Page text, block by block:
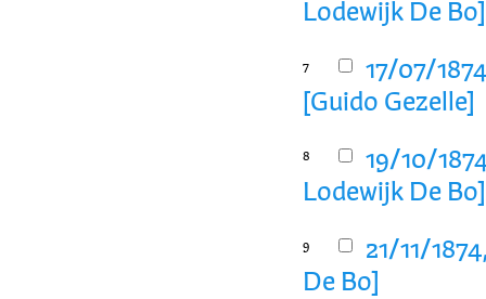
Lodewijk De Bo]
7
17/07/
[Guido Gezelle]
8
19/10/
Lodewijk De Bo]
9
21/11/
De Bo]